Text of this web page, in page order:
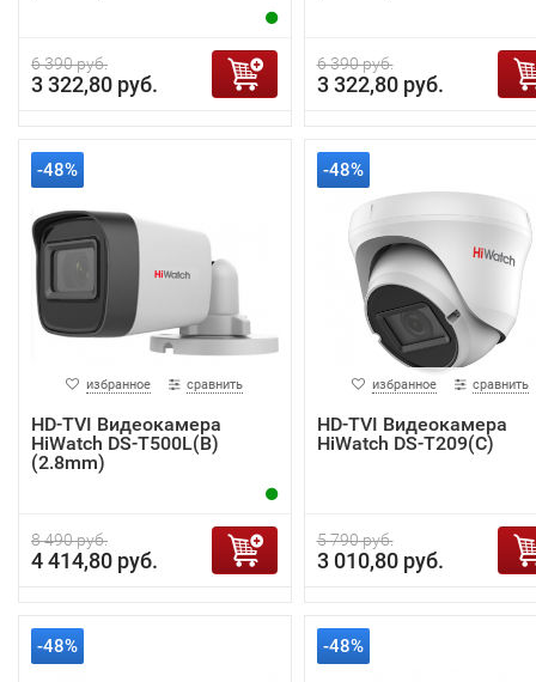
6 390 руб.
3 322,80 руб.
6 390 руб.
3 322,80 руб.
-48%
избранное сравнить
HD-TVI Видеокамера
HiWatch DS-T500L(B)
(2.8mm)
8 490 руб.
4 414,80 руб.
-48%
избранное сравнить
HD-TVI Видеокамера
HiWatch DS-T209(С)
5 790 руб.
3 010,80 руб.
-48% -48%